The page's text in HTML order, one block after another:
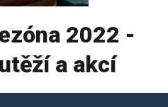
2022 -
a akcí